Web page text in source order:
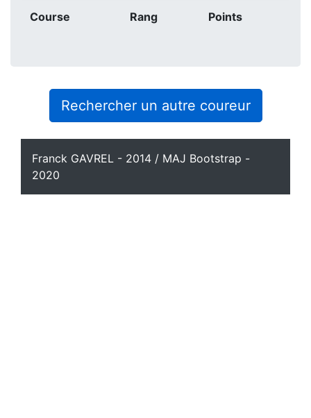
Course Rang Points
Rechercher un autre coureur
Franck GAVREL - 2014 / MAJ Bootstrap -
2020